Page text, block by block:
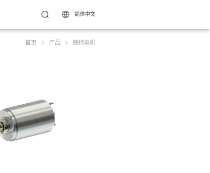
简体中文
首页 产品 微特电机